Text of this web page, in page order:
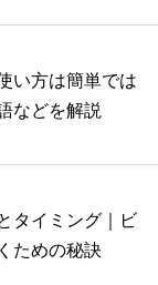
い方は簡単では
などを解説
タイミング｜ビ
ための秘訣